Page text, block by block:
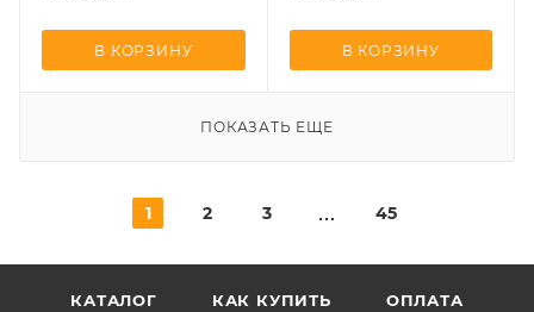
В КОРЗИНУ В КОРЗИНУ
ПОКАЗАТЬ ЕЩЕ
1 2 3 45
КАТАЛОГ КАК КУПИТЬ ОПЛАТА